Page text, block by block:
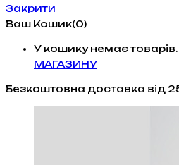
Закрити
Ваш Кошик(0)
У кошику немає товарів.
МАГАЗИНУ
Безкоштовна доставка від